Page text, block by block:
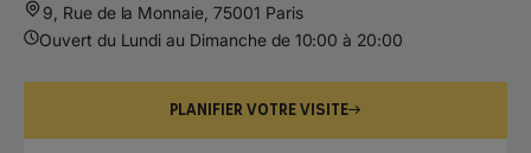
9, Rue de la Monnaie, 75001 Paris
Ouvert du Lundi au Dimanche de 10:00 à 20:00
PLANIFIER VOTRE VISITE